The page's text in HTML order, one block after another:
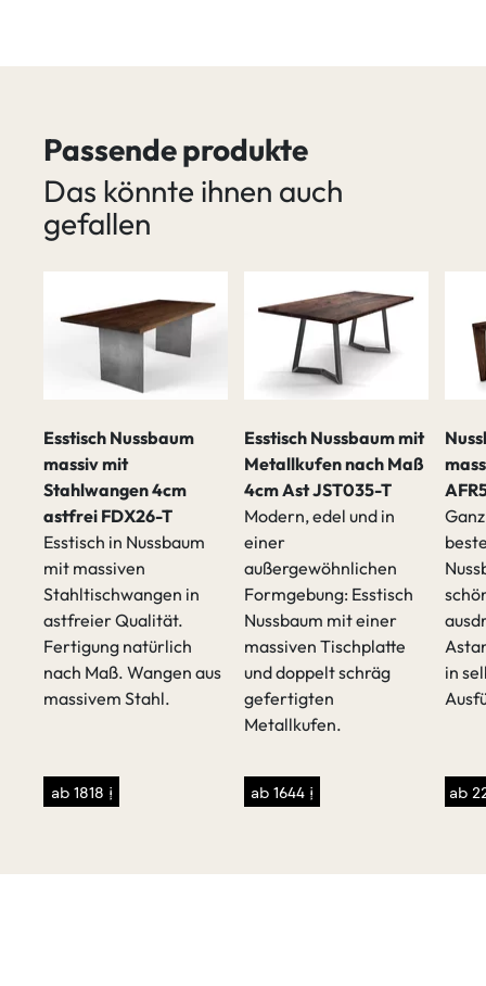
Passende produkte
Das könnte ihnen auch
gefallen
Esstisch Nussbaum
massiv mit
Stahlwangen 4cm
astfrei FDX26-T
Esstisch in Nussbaum
mit massiven
Stahltischwangen in
astfreier Qualität.
Fertigung natürlich
nach Maß. Wangen aus
massivem Stahl.
ab 1818 €
Esstisch Nussbaum mit
Metallkufen nach Maß
4cm Ast JST035-T
Modern, edel und in
einer
außergewöhnlichen
Formgebung: Esstisch
Nussbaum mit einer
massiven Tischplatte
und doppelt schräg
gefertigten
Metallkufen.
ab 1644 €
in
ab